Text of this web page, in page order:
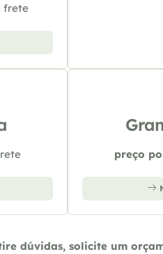
frete
preço
dúvidas, solicite um